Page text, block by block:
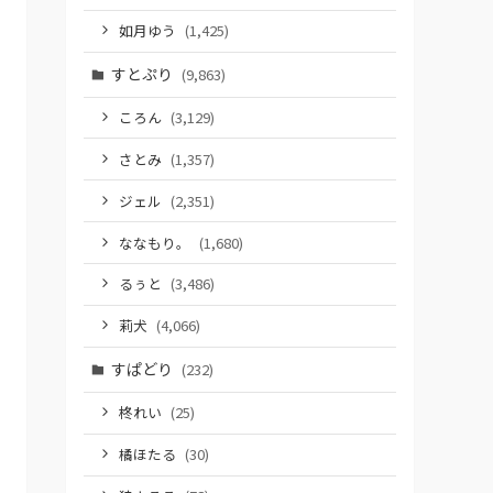
如月ゆう (1,425)
すとぷり (9,863)
ころん (3,129)
さとみ (1,357)
ジェル (2,351)
ななもり。
(1,680)
るぅと (3,486)
莉犬 (4,066)
すぱどり (232)
柊れい (25)
橘ほたる (30)